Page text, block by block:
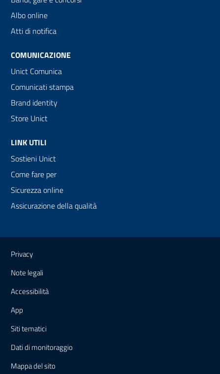
Albo online
Atti di notifica
COMUNICAZIONE
Unict Comunica
Comunicati stampa
Brand identity
Store Unict
LINK UTILI
Sostieni Unict
Come fare per
Sicurezza online
Assicurazione della qualità
Link e informazioni utili
Privacy
Note legali
Accessibilità
App
Siti tematici
Dati di monitoraggio
Mappadel sito